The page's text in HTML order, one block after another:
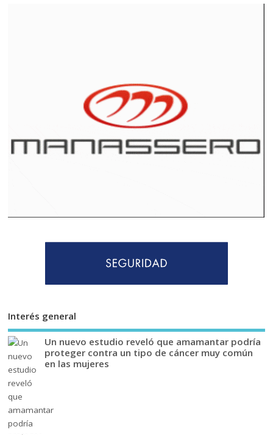
Interés general
Un nuevo estudio reveló que amamantar podría
proteger contra un tipo de cáncer muy común
en las mujeres